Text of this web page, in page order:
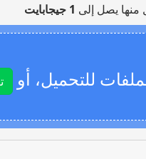
منها يصل إلى 1 جيجابايت
للتحميل، أو